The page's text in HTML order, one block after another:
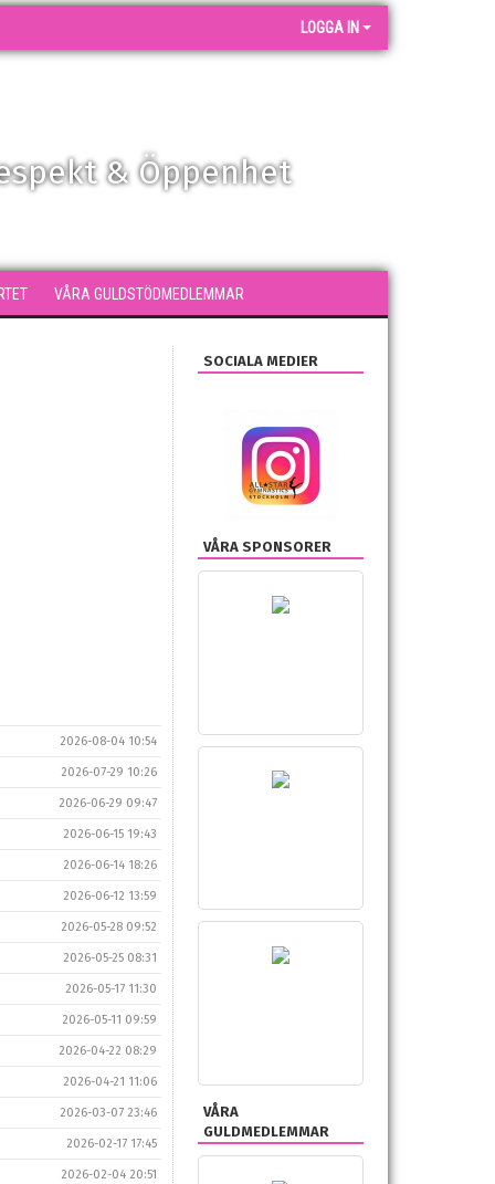
LOGGA IN
& Öppenhet
VÅRA GULDSTÖDMEDLEMMAR
2026-08-04 10:54
2026-07-29 10:26
2026-06-29 09:47
2026-06-15 19:43
2026-06-14 18:26
2026-06-12 13:59
2026-05-28 09:52
2026-05-25 08:31
2026-05-17 11:30
2026-05-11 09:59
2026-04-22 08:29
2026-04-21 11:06
2026-03-07 23:46
2026-02-17 17:45
2026-02-04 20:51
SOCIALA MEDIER
VÅRA SPONSORER
VÅRA
GULDMEDLEMMAR